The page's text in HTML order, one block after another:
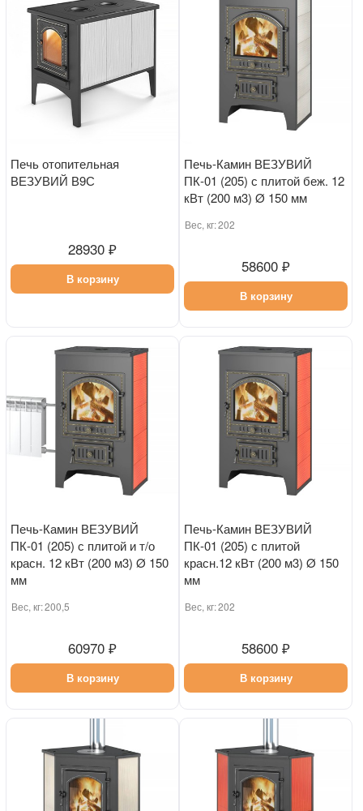
Печь отопительная
ВЕЗУВИЙ В9С
28930 ₽
В корзину
Печь-Камин ВЕЗУВИЙ
ПК-01 (205) с плитой беж. 12
кВт (200 м3) Ø 150 мм
Вес, кг:202
58600 ₽
В корзину
Печь-Камин ВЕЗУВИЙ
ПК-01 (205) с плитой и т/о
красн. 12 кВт (200 м3) Ø 150
мм
Вес, кг:200,5
60970 ₽
В корзину
Печь-Камин ВЕЗУВИЙ
ПК-01 (205) с плитой
красн.12 кВт (200 м3) Ø 150
мм
Вес, кг:202
58600 ₽
В корзину